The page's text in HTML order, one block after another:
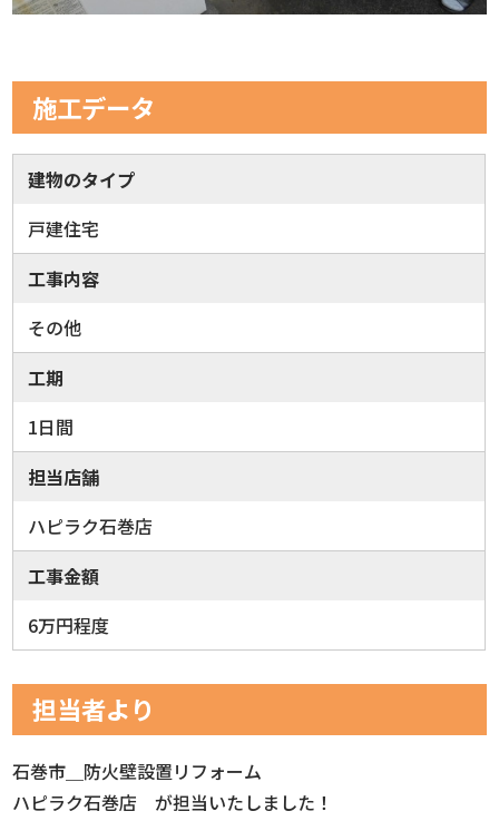
施工データ
建物のタイプ
戸建住宅
工事内容
その他
工期
1日間
担当店舗
ハピラク石巻店
工事金額
6万円程度
担当者より
石巻市＿防火壁設置リフォーム
ハピラク石巻店 が担当いたしました！